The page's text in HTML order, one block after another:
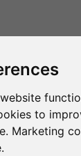
to
Marketing